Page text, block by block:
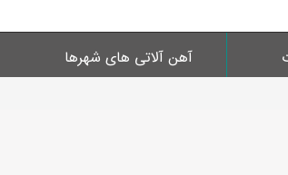
آهن آلاتی های شهرها